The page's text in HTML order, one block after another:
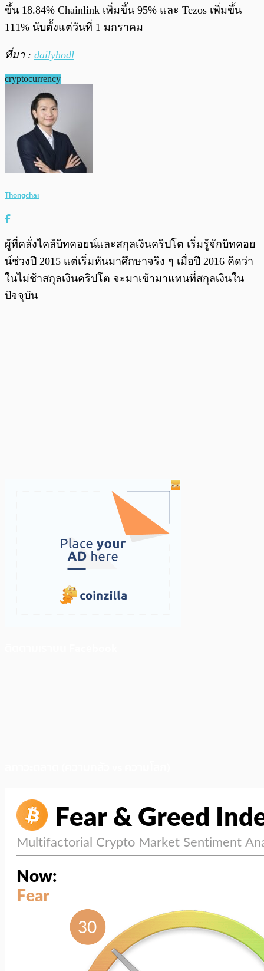
ขึ้น 18.84% Chainlink เพิ่มขึ้น 95% และ Tezos เพิ่มขึ้น
111% นับตั้งแต่วันที่ 1 มกราคม
ที่มา : dailyhodl
cryptocurrency
Thongchai
ผู้ที่คลั่งไคล้บิทคอยน์และสกุลเงินคริปโต เริ่มรู้จักบิทคอย
น์ช่วงปี 2015 แต่เริ่มหันมาศึกษาจริง ๆ เมื่อปี 2016 คิดว่า
ในไม่ช้าสกุลเงินคริปโต จะมาเข้ามาแทนที่สกุลเงินใน
ปัจจุบัน